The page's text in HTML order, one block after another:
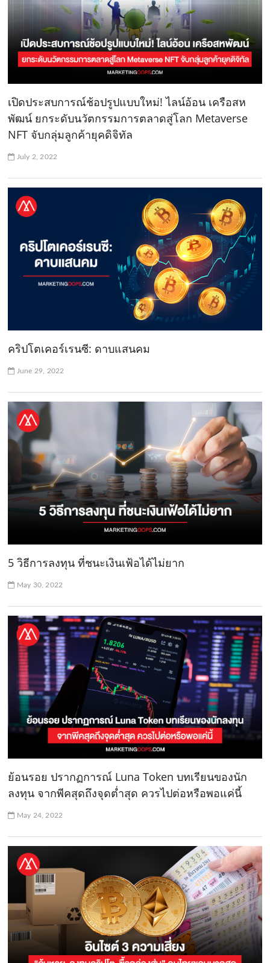
เปิดประสบการณ์ช้อปรูปแบบใหม่! ไลน์อ้อน เครือสห
พัฒน์ ยกระดับนวัตกรรมการตลาดสู่โลก Metaverse
NFT จับกลุ่มลูกค้ายุคดิจิทัล
July 2, 2022
คริปโตเคอร์เรนซี: ดาบแสนคม
June 29, 2022
5 วิธีการลงทุน ที่ชนะเงินเฟ้อได้ไม่ยาก
May 30, 2022
ย้อนรอย ปรากฏการณ์ Luna Token บทเรียนของนัก
ลงทุน จากพีคสุดถึงจุดต่ำสุด ควรไปต่อหรือพอแค่นี้
May 24, 2022